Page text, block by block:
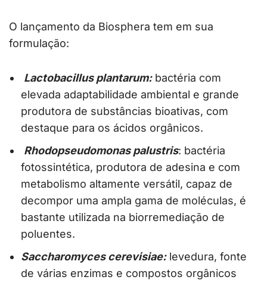
O lançamento da Biosphera tem em sua
formulação:
Lactobacillus plantarum:bactéria com
elevada adaptabilidade ambiental e grande
produtora de substâncias bioativas, com
destaque para os ácidos orgânicos.
Rhodopseudomonas palustris: bactéria
fotossintética, produtora de adesina e com
metabolismo altamente versátil, capaz de
decompor uma ampla gama de moléculas, é
bastante utilizada na biorremediação de
poluentes.
Saccharomyces cerevisiae:levedura, fonte
de várias enzimas e compostos orgânicos